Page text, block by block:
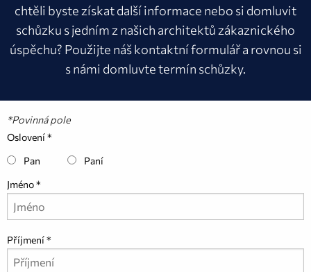
chtěli byste získat další informace nebo si domluvit
schůzku s jedním z našich architektů zákaznického
úspěchu? Použijte náš kontaktní formulář a rovnou si
s námi domluvte termín schůzky.
*Povinná pole
Oslovení
Pan
Paní
Jméno
Příjmení